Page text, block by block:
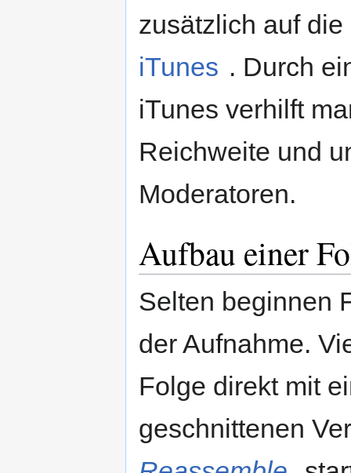
zusätzlich auf
iTunes . Durch
iTunes verhilft
Reichweite und
Moderatoren.
Aufbau einer
Selten beginnen
der Aufnahme.
Folge direkt mit
geschnittenen